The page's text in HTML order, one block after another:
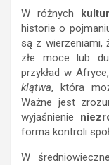
W różnych
historie o
są z wierzeniami,
złe moce lub
przykład w
klątwa, która
Ważne jest
wyjaśnienie
forma kontroli
W